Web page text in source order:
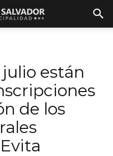
están
de los